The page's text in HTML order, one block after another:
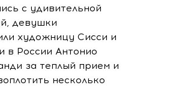
с удивительной
девушки
художницу Сисси и
в России Антонио
за теплый прием и
несколько